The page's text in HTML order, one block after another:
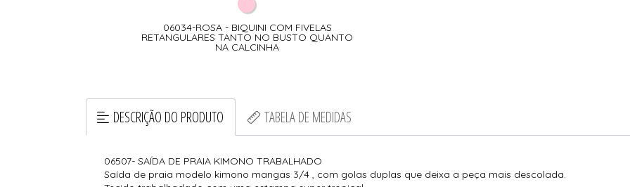
06034-ROSA - BIQUINI COM FIVELAS
RETANGULARES TANTO NO BUSTO QUANTO
NA CALCINHA
DESCRIÇÃO DO PRODUTO TABELA DE MEDIDAS
06507- SAÍDA DE PRAIA KIMONO TRABALHADO
Saída de praia modelo kimono mangas 3/4 , com golas duplas que deixa a peça mais descolada.